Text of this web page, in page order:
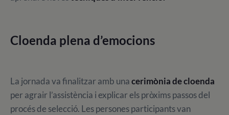
Cloenda plena d’emocions
La jornada va finalitzar amb unacerimònia de cloenda
per agrair l’assistència i explicar els pròxims passos del
procés de selecció. Les persones participants van